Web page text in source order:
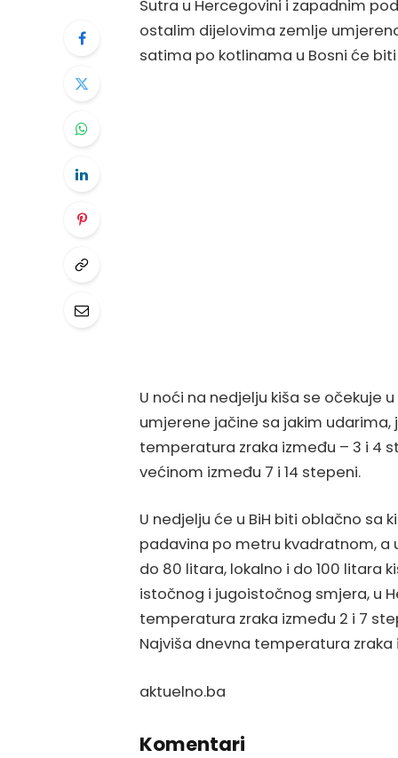
Sutra u Hercegovini i zapadnim
ostalim dijelovima zemlje
satima po kotlinama u Bosni će
U noći na nedjelju kiša se očekuje
umjerene jačine sa jakim
temperatura zraka između – 3 i 4
većinom između 7 i 14 stepeni.
U nedjelju će u BiH biti oblačno sa
padavina po metru kvadratnom, a
do 80 litara, lokalno i do 100 litara
istočnog i jugoistočnog smjera, u
temperatura zraka između 2 i 7
Najviša dnevna temperatura zraka
aktuelno.ba
Komentari